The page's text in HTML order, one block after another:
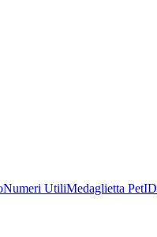
Numeri UtiliMedaglietta PetID